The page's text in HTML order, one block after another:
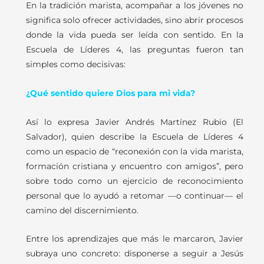
En la tradición marista, acompañar a los jóvenes no
significa solo ofrecer actividades, sino abrir procesos
donde la vida pueda ser leída con sentido. En la
Escuela de Líderes 4, las preguntas fueron tan
simples como decisivas:
¿Qué sentido quiere Dios para mi vida?
Así lo expresa Javier Andrés Martínez Rubio (El
Salvador), quien describe la Escuela de Líderes 4
como un espacio de “reconexión con la vida marista,
formación cristiana y encuentro con amigos”, pero
sobre todo como un ejercicio de reconocimiento
personal que lo ayudó a retomar —o continuar— el
camino del discernimiento.
Entre los aprendizajes que más le marcaron, Javier
subraya uno concreto: disponerse a seguir a Jesús